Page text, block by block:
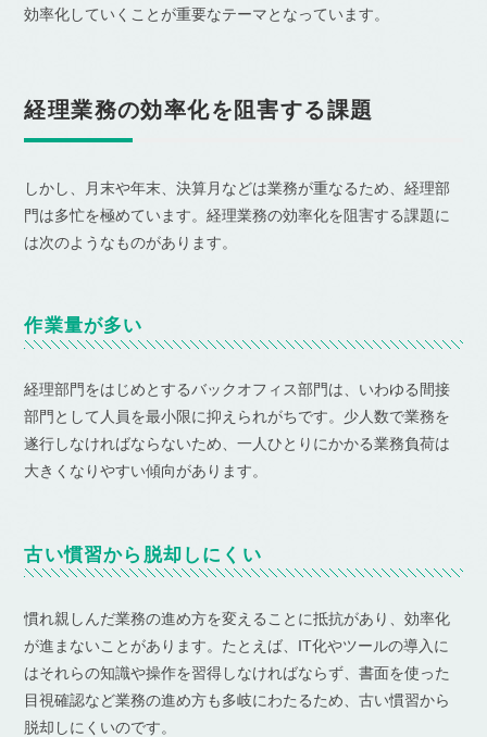
効率化していくことが重要なテーマとなっています。
経理業務の効率化を阻害する課題
しかし、月末や年末、決算月などは業務が重なるため、経理部
門は多忙を極めています。経理業務の効率化を阻害する課題に
は次のようなものがあります。
作業量が多い
経理部門をはじめとするバックオフィス部門は、いわゆる間接
部門として人員を最小限に抑えられがちです。少人数で業務を
遂行しなければならないため、一人ひとりにかかる業務負荷は
大きくなりやすい傾向があります。
古い慣習から脱却しにくい
慣れ親しんだ業務の進め方を変えることに抵抗があり、効率化
が進まないことがあります。たとえば、IT化やツールの導入に
はそれらの知識や操作を習得しなければならず、書面を使った
目視確認など業務の進め方も多岐にわたるため、古い慣習から
脱却しにくいのです。